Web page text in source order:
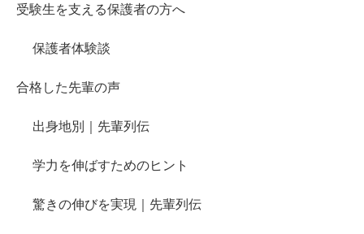
受験生を支える保護者の方へ
保護者体験談
合格した先輩の声
出身地別｜先輩列伝
学力を伸ばすためのヒント
驚きの伸びを実現｜先輩列伝